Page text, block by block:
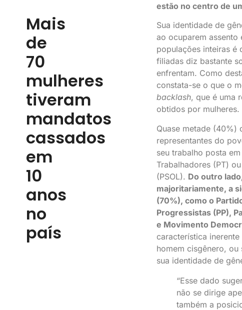
Mais
de
70
mulheres
tiveram
mandatos
cassados
em
10
anos
no
país
estão no centro de
Sua identidade de
ao ocuparem
populações inteiras é
filiadas diz bastante
enfrentam. Como
constata-se o que o
backlash, que é uma
obtidos por mulheres.
Quase metade (40%)
representantes do
seu trabalho posta
Trabalhadores (PT)
(PSOL). Do outro
majoritariamente, a
(70%), como o
Progressistas (PP),
e Movimento
característica
homem cisgênero,
sua identidade de
“Esse dado
não se dirige
também a